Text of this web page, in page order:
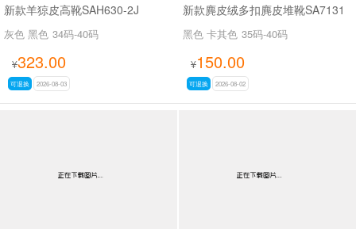
新款羊猄皮高靴SAH630-2J
灰色 黑色 34码-40码
¥323.00
可退换 2026-08-03
新款麂皮绒多扣麂皮堆靴SA7131
黑色 卡其色 35码-40码
¥150.00
可退换 2026-08-02